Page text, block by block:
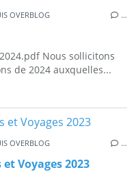
OVERBLOG …
Nous sollicitons
de 2024 auxquelles...
OVERBLOG …
Voyages 2023